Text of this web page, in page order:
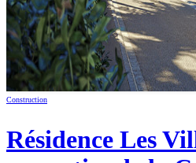
Construction
Résidence Les